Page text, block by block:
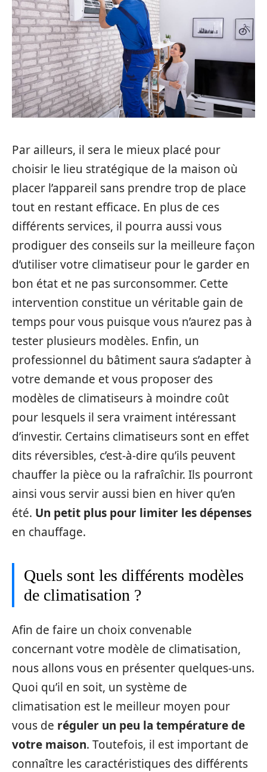
Par ailleurs, il sera le mieux placé pour
choisir le lieu stratégique de la maison où
placer l’appareil sans prendre trop de place
tout en restant efficace. En plus de ces
différents services, il pourra aussi vous
prodiguer des conseils sur la meilleure façon
d’utiliser votre climatiseur pour le garder en
bon état et ne pas surconsommer. Cette
intervention constitue un véritable gain de
temps pour vous puisque vous n’aurez pas à
tester plusieurs modèles. Enfin, un
professionnel du bâtiment saura s’adapter à
votre demande et vous proposer des
modèles de climatiseurs à moindre coût
pour lesquels il sera vraiment intéressant
d’investir. Certains climatiseurs sont en effet
dits réversibles, c’est-à-dire qu’ils peuvent
chauffer la pièce ou la rafraîchir. Ils pourront
ainsi vous servir aussi bien en hiver qu’en
été. Un petit plus pour limiter les dépenses
en chauffage.
Quels sont les différents modèles
de climatisation ?
Afin de faire un choix convenable
concernant votre modèle de climatisation,
nous allons vous en présenter quelques-uns.
Quoi qu’il en soit, un système de
climatisation est le meilleur moyen pour
vous de réguler un peu la température de
votre maison. Toutefois, il est important de
connaître les caractéristiques des différents